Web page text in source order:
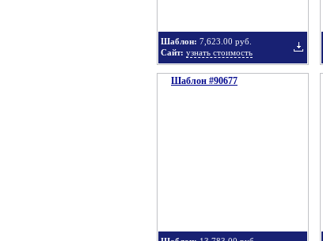
Шаблон: 7,623.00 руб.
Сайт: узнать стоимость
Шаблон #90677